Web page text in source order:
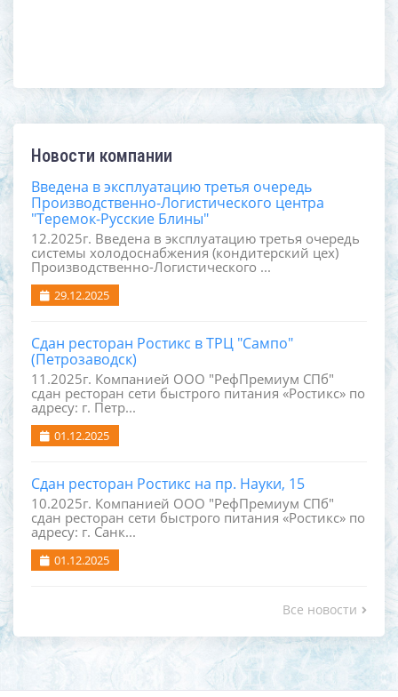
Новости компании
Введена в эксплуатацию третья очередь
Производственно-Логистического центра
"Теремок-Русские Блины"
12.2025г. Введена в эксплуатацию третья очередь
системы холодоснабжения (кондитерский цех)
Производственно-Логистического ...
29.12.2025
Сдан ресторан Ростикс в ТРЦ "Сампо"
(Петрозаводск)
11.2025г. Компанией ООО "РефПремиум СПб"
сдан ресторан сети быстрого питания «Ростикс» по
адресу: г. Петр...
01.12.2025
Сдан ресторан Ростикс на пр. Науки, 15
10.2025г. Компанией ООО "РефПремиум СПб"
сдан ресторан сети быстрого питания «Ростикс» по
адресу: г. Санк...
01.12.2025
Все новости